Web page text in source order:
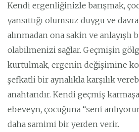
Kendi ergenliğinizle barışmak,
yansıttığı olumsuz duygu ve
alınmadan ona sakin ve anlayışlı
olabilmenizi sağlar. Geçmişin
kurtulmak, ergenin değişimine
şefkatli bir aynalıkla karşılık
anahtarıdır. Kendi geçmiş
ebeveyn, çocuğuna “seni
daha samimi bir yerden verir.